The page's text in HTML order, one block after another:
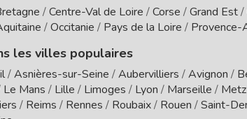
/Centre-Val de Loire /Corse /Grand Est/
/Occitanie / Pays de la Loire / Provence-
les villes populaires
/Asnières-sur-Seine /Aubervilliers /Avignon /
Le Mans / Lille / Limoges / Lyon / Marseille / Metz
/ Reims / Rennes / Roubaix/ Rouen /Saint-